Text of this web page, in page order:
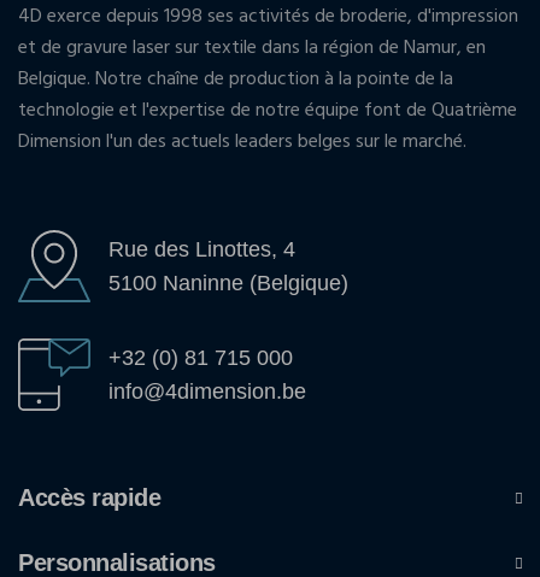
4D exerce depuis 1998 ses activités de broderie, d'impression
et de gravure laser sur textile dans la région de Namur, en
Belgique. Notre chaîne de production à la pointe de la
technologie et l'expertise de notre équipe font de Quatrième
Dimension l'un des actuels leaders belges sur le marché.
Rue des Linottes, 4
5100 Naninne (Belgique)
+32 (0) 81 715 000
info@4dimension.be
Accès rapide
Personnalisations